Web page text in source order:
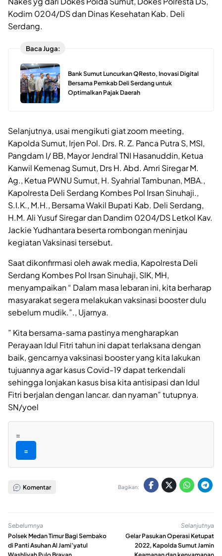
Kodim 0204/DS dan Dinas Kesehatan Kab. Deli
Serdang.
Baca Juga:
Bank Sumut Luncurkan QResto, Inovasi Digital
Bersama Pemkab Deli Serdang untuk
Optimalkan Pajak Daerah
Selanjutnya, usai mengikuti giat zoom meeting,
Kapolda Sumut, Irjen Pol. Drs. R. Z. Panca Putra S, MSI,
Pangdam I/ BB, Mayor Jendral TNI Hasanuddin, Ketua
Kanwil Kemenag Sumut, Drs H. Abd. Amri Siregar M.
Ag., Ketua PWNU Sumut, H. Syahrial Tambunan, MBA.,
Kapolresta Deli Serdang Kombes Pol Irsan Sinuhaji.,
S.I.K., M.H., Bersama Wakil Bupati Kab. Deli Serdang,
H.M. Ali Yusuf Siregar dan Dandim 0204/DS Letkol Kav.
Jackie Yudhantara beserta rombongan meninjau
kegiatan Vaksinasi tersebut.
Saat dikonfirmasi oleh awak media, Kapolresta Deli
Serdang Kombes Pol Irsan Sinuhaji, SIK, MH,
menyampaikan “ Dalam masa lebaran ini, kita berharap
masyarakat segera melakukan vaksinasi booster dulu
sebelum mudik.”., Ujarnya.
” Kita bersama-sama pastinya mengharapkan
Perayaan Idul Fitri tahun ini dapat terlaksana dengan
baik, gencarnya vaksinasi booster yang kita lakukan
tujuannya agar kasus Covid-19 dapat terkendali
sehingga lonjakan kasus bisa kita antisipasi dan Idul
Fitri berjalan dengan lancar. dan nyaman” tutupnya.
SN/yoel
=
=
Komentar Bagikan:
Sebelumnya
Polsek Medan Timur Bagi Sembako
di Panti Asuhan Al Jami’yatul
Selanjutnya
Gelar Pasukan Operasi Ketupat
2022, Kapolda Sumut Jamin